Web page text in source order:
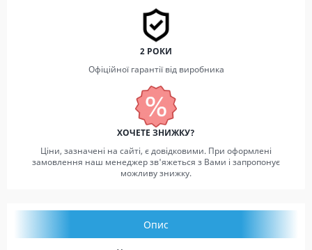
2 РОКИ
Офіційної гарантії від виробника
ХОЧЕТЕ ЗНИЖКУ?
Ціни, зазначені на сайті, є довідковими. При оформлені
замовлення наш менеджер зв'яжеться з Вами і запропонує
можливу знижку.
Опис